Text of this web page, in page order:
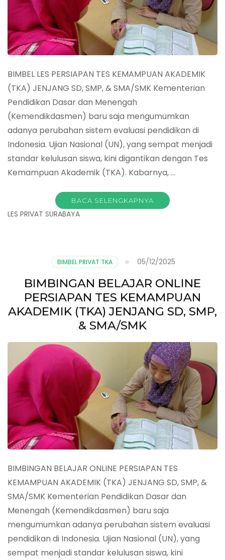
BIMBEL LES PERSIAPAN TES KEMAMPUAN AKADEMIK
(TKA) JENJANG SD, SMP, & SMA/SMK Kementerian
Pendidikan Dasar dan Menengah
(Kemendikdasmen) baru saja mengumumkan
adanya perubahan sistem evaluasi pendidikan di
Indonesia. Ujian Nasional (UN), yang sempat menjadi
standar kelulusan siswa, kini digantikan dengan Tes
Kemampuan Akademik (TKA). Kabarnya, …
BACA SELENGKAPNYA
LES PRIVAT SURABAYA
BIMBEL PRIVAT TKA 05/12/2025
BIMBINGAN BELAJAR ONLINE
PERSIAPAN TES KEMAMPUAN
AKADEMIK (TKA) JENJANG SD, SMP,
& SMA/SMK
BIMBINGAN BELAJAR ONLINE PERSIAPAN TES
KEMAMPUAN AKADEMIK (TKA) JENJANG SD, SMP, &
SMA/SMK Kementerian Pendidikan Dasar dan
Menengah (Kemendikdasmen) baru saja
mengumumkan adanya perubahan sistem evaluasi
pendidikan di Indonesia. Ujian Nasional (UN), yang
sempat menjadi standar kelulusan siswa, kini